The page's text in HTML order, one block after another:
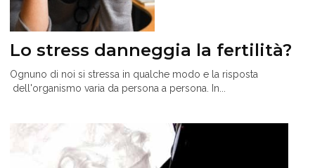
Lo stress danneggia la fertilità?
Ognuno di noi si stressa in qualche modo e la risposta
dell'organismo varia da persona a persona. In...